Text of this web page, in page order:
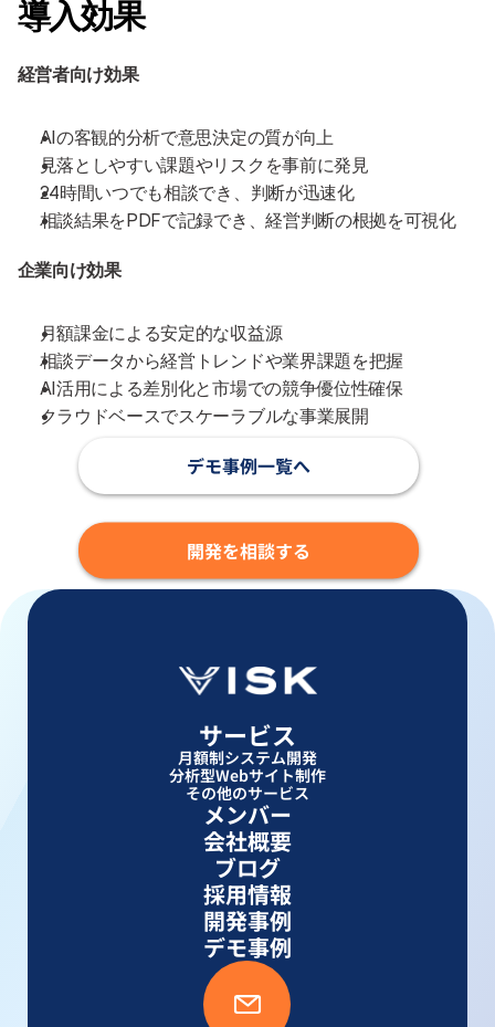
導入効果
経営者向け効果
AIの客観的分析で意思決定の質が向上
見落としやすい課題やリスクを事前に発見
24時間いつでも相談でき、判断が迅速化
相談結果をPDFで記録でき、経営判断の根拠を可視化
企業向け効果
月額課金による安定的な収益源
相談データから経営トレンドや業界課題を把握
AI活用による差別化と市場での競争優位性確保
クラウドベースでスケーラブルな事業展開
デモ事例一覧へ
開発を相談する
サービス
月額制システム開発
分析型Webサイト制作
その他のサービス
メンバー
会社概要
ブログ
採用情報
開発事例
デモ事例